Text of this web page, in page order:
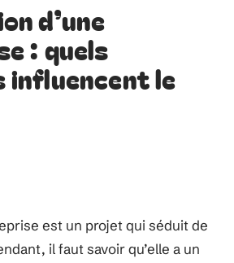
d’une
: quels
influencent le
est un projet qui séduit de
il faut savoir qu’elle a un